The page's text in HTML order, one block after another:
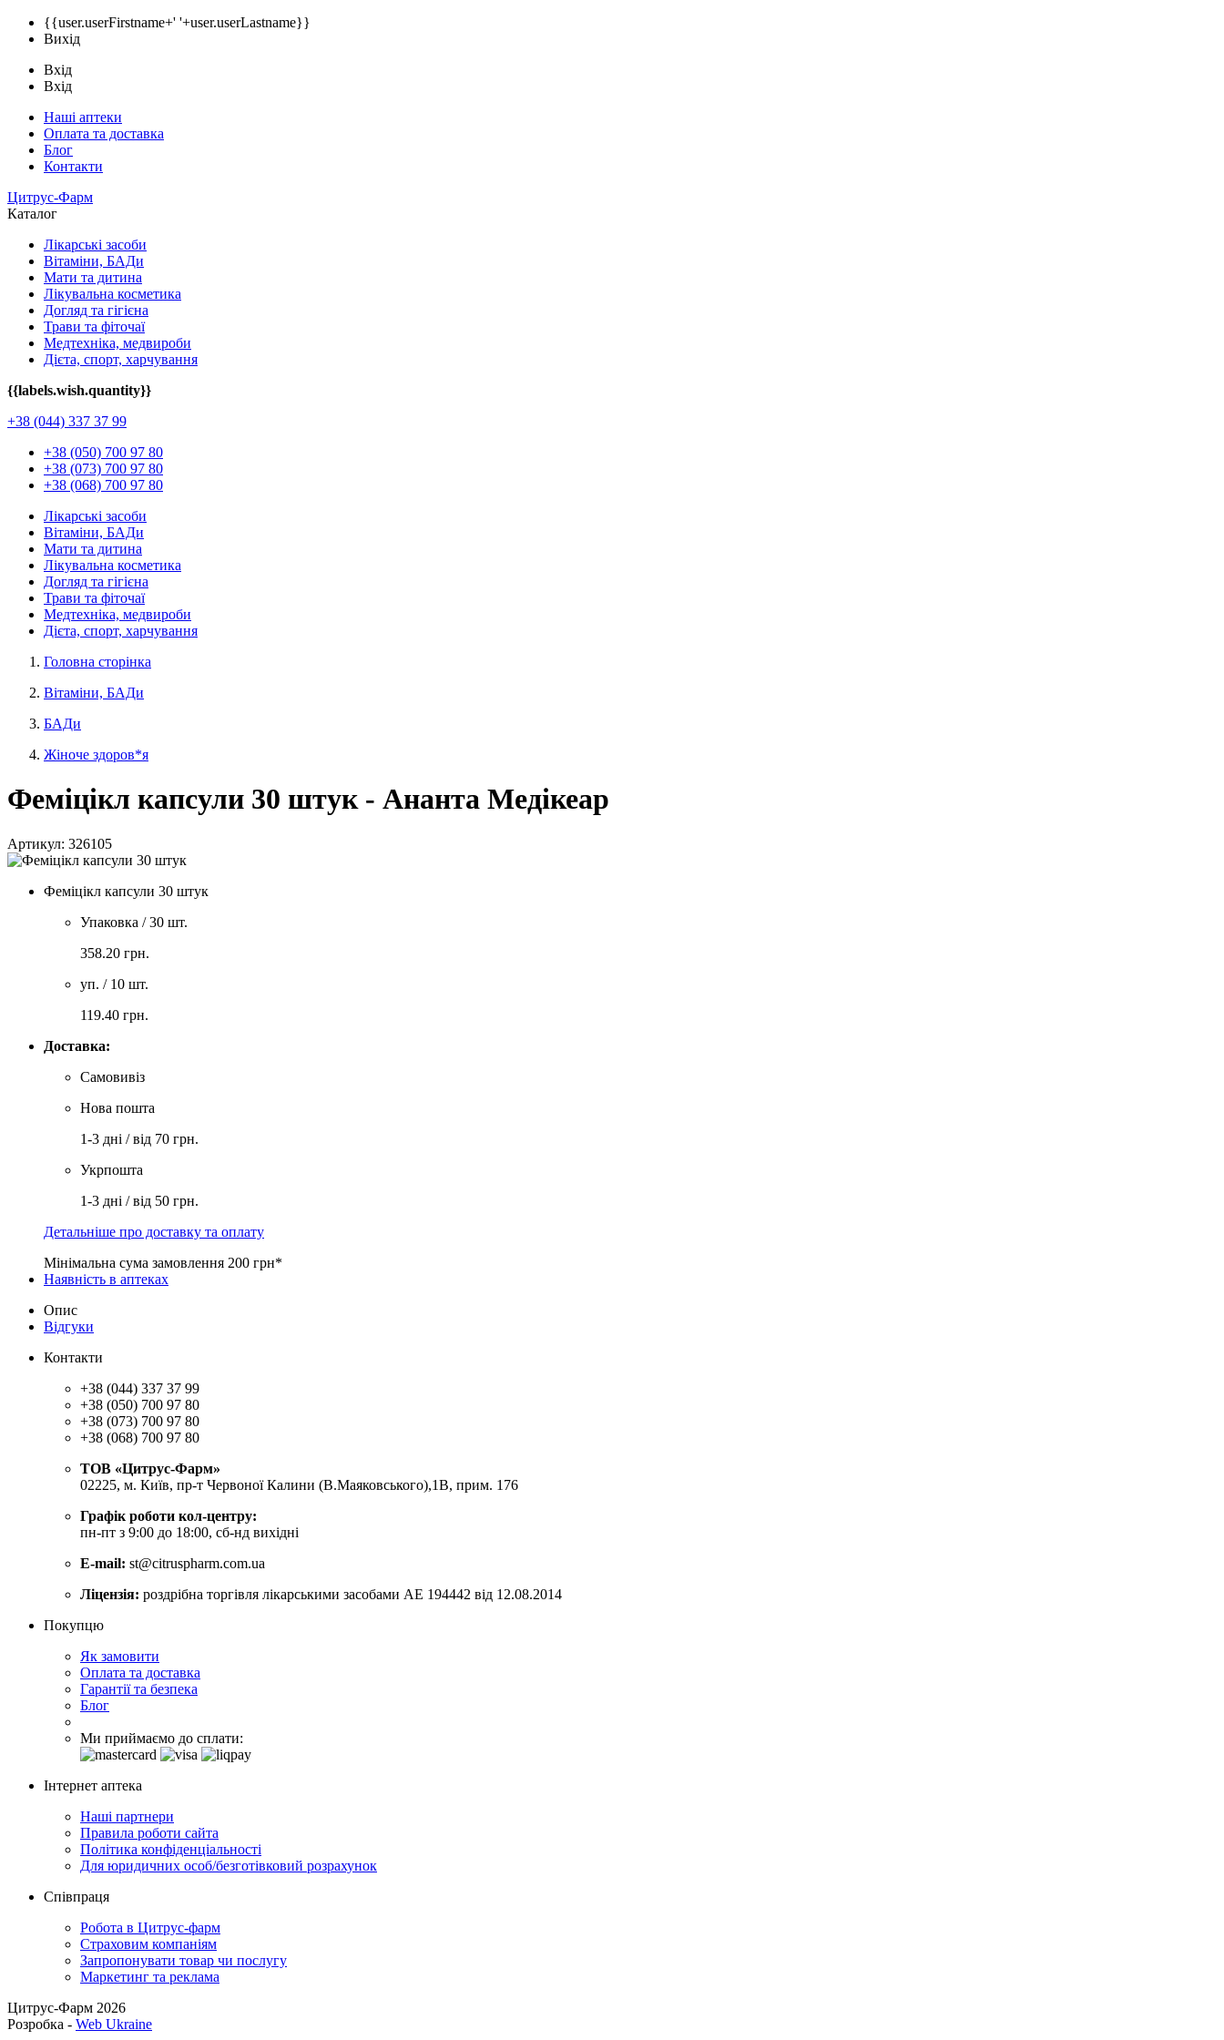
{{user.userFirstname+' '+user.userLastname}}
Вихід
Вхід
Вхід
Наші аптеки
Оплата та доставка
Блог
Контакти
Цитрус-Фарм
Каталог
Лікарські засоби
Вітаміни, БАДи
Мати та дитина
Лікувальна косметика
Догляд та гігієна
Трави та фіточаї
Медтехніка, медвироби
Дієта, спорт, харчування
{{labels.wish.quantity}}
+38 (044) 337 37 99
+38 (050) 700 97 80
+38 (073) 700 97 80
+38 (068) 700 97 80
Лікарські засоби
Вітаміни, БАДи
Мати та дитина
Лікувальна косметика
Догляд та гігієна
Трави та фіточаї
Медтехніка, медвироби
Дієта, спорт, харчування
Головна сторінка
Вітаміни, БАДи
БАДи
Жіноче здоров*я
Феміцікл капсули 30 штук - Ананта Медікеар
Артикул: 326105
Феміцікл капсули 30 штук
Упаковка / 30 шт.
358.20 грн.
уп. / 10 шт.
119.40 грн.
Доставка:
Самовивіз
Нова пошта
1-3 дні / від 70 грн.
Укрпошта
1-3 дні / від 50 грн.
Детальніше про доставку та оплату
Мінімальна сума замовлення 200 грн*
Наявність в аптеках
Опис
Відгуки
Контакти
+38 (044) 337 37 99
+38 (050) 700 97 80
+38 (073) 700 97 80
+38 (068) 700 97 80
ТОВ «Цитрус-Фарм»
02225, м. Київ, пр-т Червоної Калини (В.Маяковського),1В, прим. 176
Графік роботи кол-центру:
пн-пт з 9:00 до 18:00, сб-нд вихідні
E-mail: st@citruspharm.com.ua
Ліцензія: роздрібна торгівля лікарськими засобами АЕ 194442 від 12.08.2014
Покупцю
Як замовити
Оплата та доставка
Гарантії та безпека
Блог
Ми приймаємо до сплати:
Інтернет аптека
Наші партнери
Правила роботи сайта
Політика конфіденціальності
Для юридичних особ/безготівковий розрахунок
Співпраця
Робота в Цитрус-фарм
Страховим компаніям
Запропонувати товар чи послугу
Маркетинг та реклама
Цитрус-Фарм 2026
Розробка - Web Ukraine